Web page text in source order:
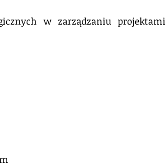
w zarządzaniu projektami